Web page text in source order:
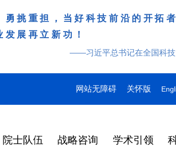
挑重担，当好科技前沿的开拓
展再立新功！
——习近平总书记在全国科技
网站无障碍 关怀版
院士队伍 战略咨询 学术引领